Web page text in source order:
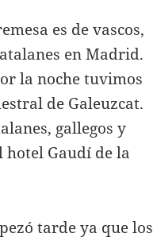
es de vascos,
en Madrid.
la noche tuvimos
de Galeuzcat.
gallegos y
hotel Gaudí de la
tarde ya que los